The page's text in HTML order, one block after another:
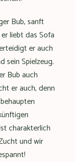
Bub, sanft
liebt das Sofa
er auch
sein Spielzeug.
Bub auch
er auch, denn
charakterlich
und wir